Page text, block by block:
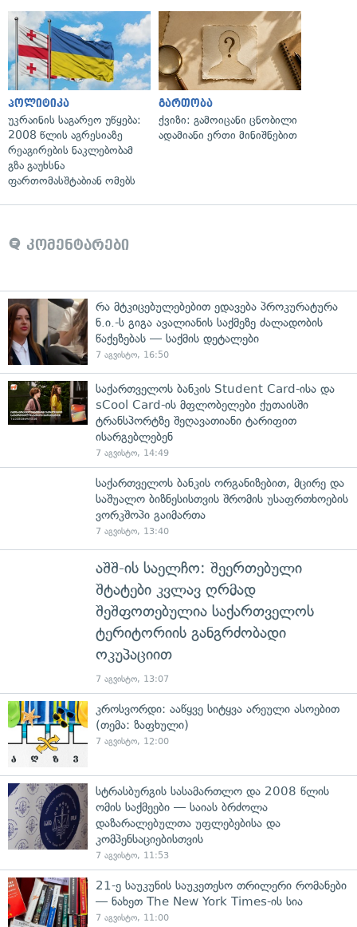
პოლიტიკა
უკრაინის საგარეო უწყება:
2008 წლის აგრესიაზე
რეაგირების ნაკლებობამ
გზა გაუხსნა
ფართომასშტაბიან ომებს
გართობა
ქვიზი: გამოიცანი ცნობილი
ადამიანი ერთი მინიშნებით
კომენტარები
რა მტკიცებულებებით ედავება პროკურატურა
ნ.ი.-ს გიგა ავალიანის საქმეზე ძალადობის
წაქეზებას — საქმის დეტალები
7 აგვისტო, 16:50
საქართველოს ბანკის Student Card-ისა და
sCool Card-ის მფლობელები ქუთაისში
ტრანსპორტზე შეღავათიანი ტარიფით
ისარგებლებენ
7 აგვისტო, 14:49
საქართველოს ბანკის ორგანიზებით, მცირე და
საშუალო ბიზნესისთვის შრომის უსაფრთხოების
ვორკშოპი გაიმართა
7 აგვისტო, 13:40
აშშ-ის საელჩო: შეერთებული
შტატები კვლავ ღრმად
შეშფოთებულია საქართველოს
ტერიტორიის განგრძობადი
ოკუპაციით
7 აგვისტო, 13:07
კროსვორდი: ააწყვე სიტყვა არეული ასოებით
(თემა: ზაფხული)
7 აგვისტო, 12:00
სტრასბურგის სასამართლო და 2008 წლის
ომის საქმეები — საიას ბრძოლა
დაზარალებულთა უფლებებისა და
კომპენსაციებისთვის
7 აგვისტო, 11:53
21-ე საუკუნის საუკეთესო თრილერი რომანები
— ნახეთ The New York Times-ის სია
7 აგვისტო, 11:00